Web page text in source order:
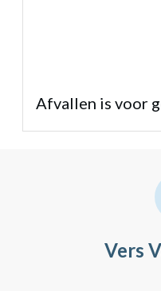
Afvallen is voor
Vers